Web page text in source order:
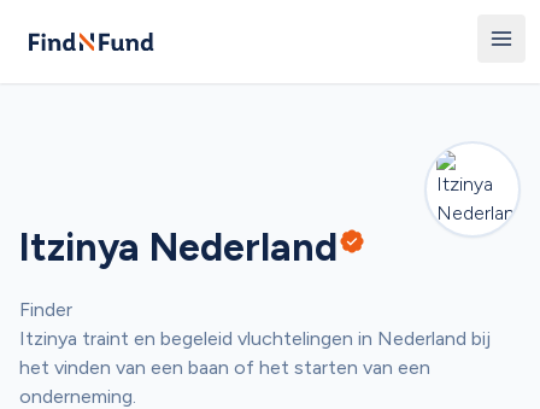
Itzinya Nederland
Finder
Itzinya traint en begeleid vluchtelingen in Nederland bij
het vinden van een baan of het starten van een
onderneming.